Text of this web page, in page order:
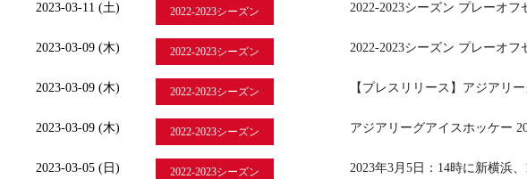
2023-03-11 (土) 2022-2023シーズン 2022-2023シーズン プレーオ
2023-03-09 (木) 2022-2023シーズン 2022-2023シーズン プレーオ
2023-03-09 (木) 2022-2023シーズン 【プレスリリース】アジアリ
2023-03-09 (木) 2022-2023シーズン アジアリーグアイスホッケー
2023-03-05 (日) 2022-2023シーズン 2023年3月5日：14時に新横浜